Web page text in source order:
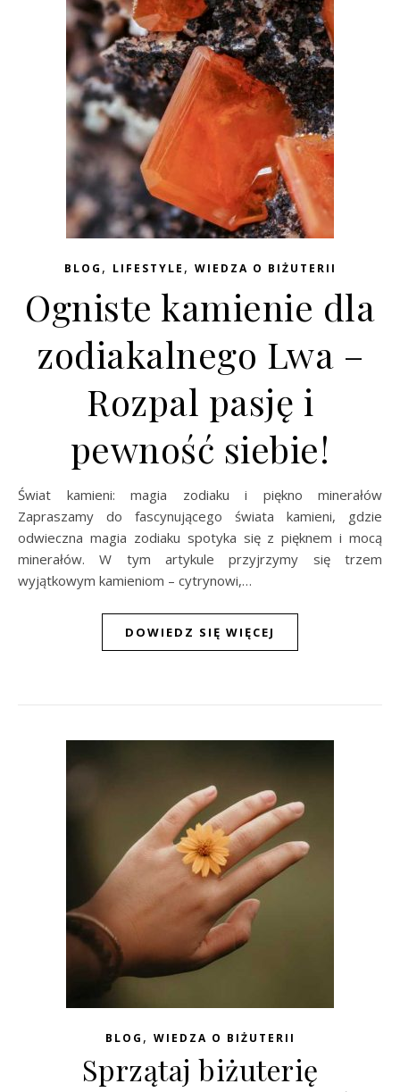
BLOG , LIFESTYLE , WIEDZA O BIŻUTERII
Ogniste kamienie dla
zodiakalnego Lwa –
Rozpal pasję i
pewność siebie!
Świat kamieni: magia zodiaku i piękno minerałów
Zapraszamy do fascynującego świata kamieni, gdzie
odwieczna magia zodiaku spotyka się z pięknem i mocą
minerałów. W tym artykule przyjrzymy się trzem
wyjątkowym kamieniom – cytrynowi,…
DOWIEDZ SIĘ WIĘCEJ
BLOG , WIEDZA O BIŻUTERII
Sprzątaj biżuterię